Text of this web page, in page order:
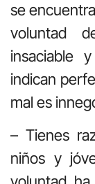
se
voluntad
insaciable
indican
mal es
– Tienes
niños y